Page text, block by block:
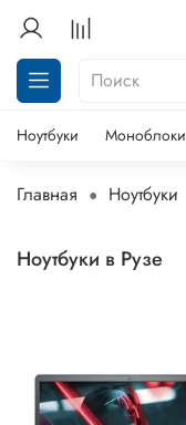
Ноутбуки Моноблоки
Главная Ноутбуки
Ноутбуки в Рузе